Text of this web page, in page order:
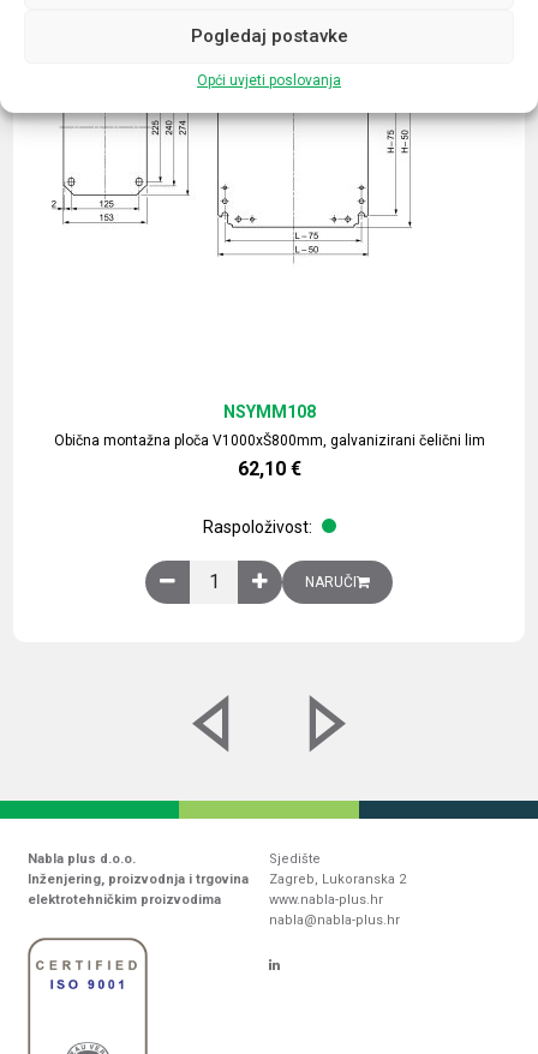
Pogledaj postavke
Opći uvjeti poslovanja
Obična montažna ploča V1000xŠ800mm, galvanizirani čelični lim
NSYMM108
62,10 €
Raspoloživost:
Obična montažna ploča V1000xŠ800mm,
NARUČI
Nabla plus d.o.o.
Inženjering, proizvodnja i trgovina
elektrotehničkim proizvodima
Sjedište
Zagreb, Lukoranska 2
www.nabla-plus.hr
nabla@nabla-plus.hr